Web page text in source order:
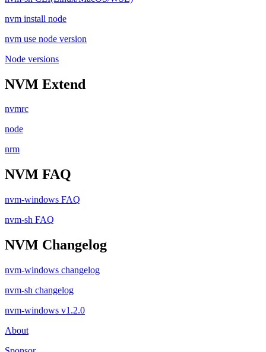
nvm install node
nvm use node version
Node versions
NVM Extend
nvmrc
node
nrm
NVM FAQ
nvm-windows FAQ
nvm-sh FAQ
NVM Changelog
nvm-windows changelog
nvm-sh changelog
nvm-windows v1.2.0
About